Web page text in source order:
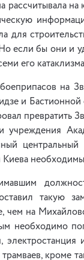
рассчитывала
для
если бы они и
его
на
и Бастионной
превратить
учреждения
такую
чем на
необходимо
кроме